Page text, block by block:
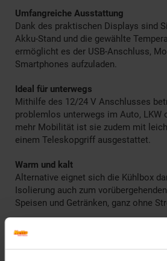
Umfangreiche Ausstattung
Dank des praktischen Displays sind
Akku-Stand und die gewählte
ermöglicht es der USB-Anschluss,
Smartphones aufzuladen.
Ideal für unterwegs
Mithilfe des 12/24 V Anschlusses
problemlos unterwegs im Auto, LKW
mehr Mobilität ist sie zudem mit
einem Teleskopgriff ausgestattet.
Warm und kalt
Alternative eignet sich die Kühlbox
Isolierung auch zum
Speisen und Getränken, ganz ohne
Technische Daten:
Farbe: Grau